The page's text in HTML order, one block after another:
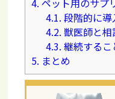
4.1. 段階的に導
4.2. 獣医師と相
4.3. 継続するこ
5. まとめ